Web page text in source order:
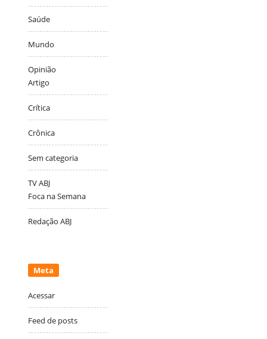
Saúde
Mundo
Opinião
Artigo
Crítica
Crônica
Sem categoria
TV ABJ
Foca na Semana
Redação ABJ
Meta
Acessar
Feed de posts